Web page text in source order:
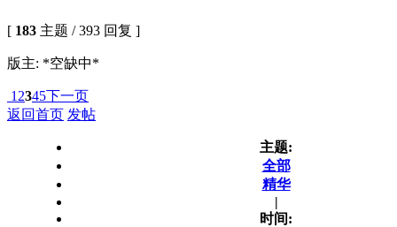
[ 183 主题 / 393 回复 ]
版主: *空缺中*
1 2345下一页
返回首页 发帖
主题:
全部
精华
|
时间: